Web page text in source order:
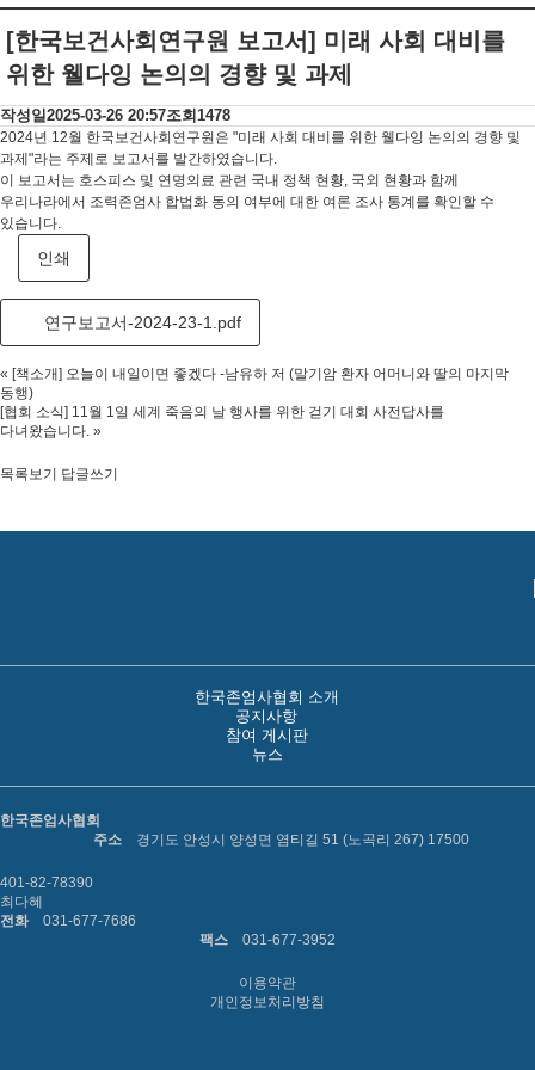
[한국보건사회연구원 보고서] 미래 사회 대비를
위한 웰다잉 논의의 경향 및 과제
작성일2025-03-26 20:57조회 1478
2024년 12월 한국보건사회연구원은 "미래 사회 대비를 위한 웰다잉 논의의 경향 및
과제"라는 주제로 보고서를 발간하였습니다.
이 보고서는 호스피스 및 연명의료 관련 국내 정책 현황, 국외 현황과 함께
우리나라에서 조력존엄사 합법화 동의 여부에 대한 여론 조사 통계를 확인할 수
있습니다.
인쇄
연구보고서-2024-23-1.pdf
« [책소개] 오늘이 내일이면 좋겠다 -남유하 저 (말기암 환자 어머니와 딸의 마지막
동행)
[협회 소식] 11월 1일 세계 죽음의 날 행사를 위한 걷기 대회 사전답사를
다녀왔습니다. »
목록보기 답글쓰기
한국존엄사협회 소개
공지사항
참여 게시판
뉴스
한국존엄사협회
주소
경기도 안성시 양성면 염티길 51 (노곡리 267) 17500
401-82-78390
최다혜
전화
031-677-7686
팩스
031-677-3952
이용약관
개인정보처리방침